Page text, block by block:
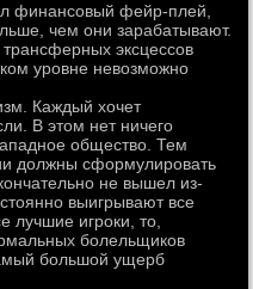
финансовый фейр-плей,
чем они зарабатывают.
эксцессов
уровне невозможно
Каждый хочет
В этом нет ничего
общество. Тем
должны сформулировать
не вышел из-
выигрывают все
лучшие игроки, то,
болельщиков
большой ущерб